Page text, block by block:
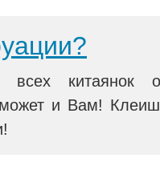
всех китаянок
и Вам!